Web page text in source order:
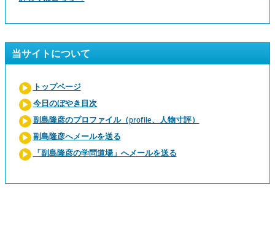
当サイトについて
トップページ
今日のぼやき目次
副島隆彦のプロファイル（profile、人物寸評）
副島隆彦へメールを送る
「副島隆彦の学問道場」へメールを送る